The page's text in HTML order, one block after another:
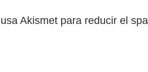
Akismet para reducir el